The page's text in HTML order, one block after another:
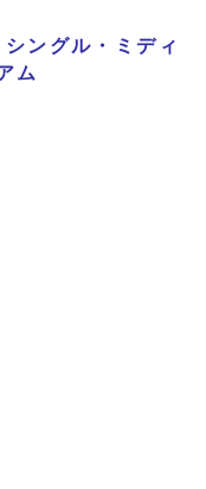
ングル・ミディ
ム